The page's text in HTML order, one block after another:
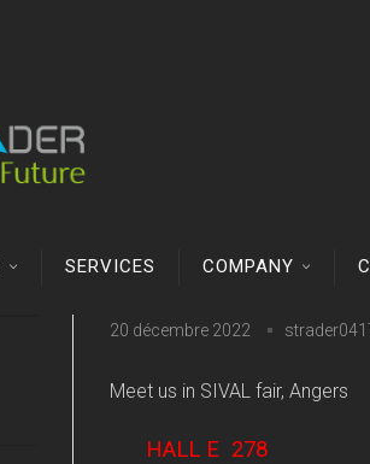
SERVICES COMPANY
20 décembre 2022
Meet us in SIVAL fair, Angers
HALL E 278